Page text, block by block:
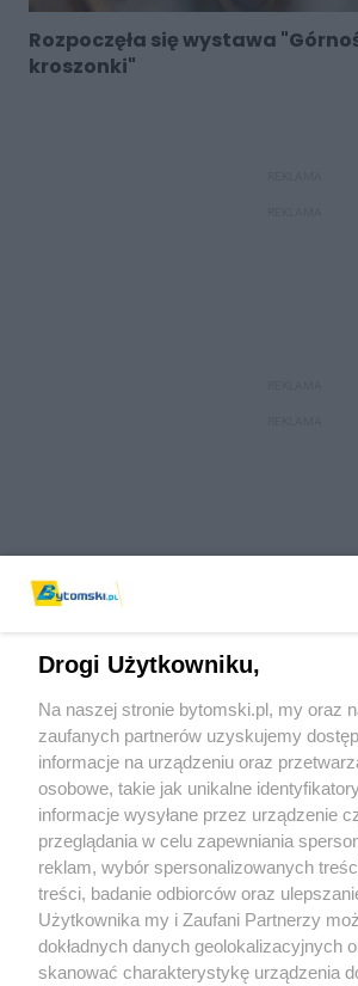
Rozpoczęła się wystawa
kroszonki"
Wydawca mediów lokalnych
Nie zapomnij
zapoznać się z:
polityką prywatności regulamin
Twojemiasto
Piekary Śląskie
Kontakt
Drogi Użytkowniku,
Na naszej stronie bytomski.pl, my oraz
zaufanych partnerów uzyskujemy
informacje na urządzeniu oraz
osobowe, takie jak unikalne
informacje wysyłane przez urządzenie
przeglądania w celu zapewniania
reklam, wybór spersonalizowanych
treści, badanie odbiorców oraz
Użytkownika my i Zaufani Partnerzy
dokładnych danych geolokalizacyjnych
skanować charakterystykę urządzenia